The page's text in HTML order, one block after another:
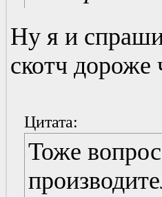
Ну я и
скотч дороже
Цитата:
Тоже